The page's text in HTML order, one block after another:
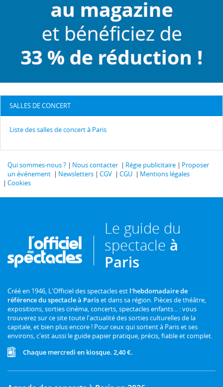
SALLES DE CONCERT
Liste des salles de concert à Paris
Qui sommes-nous ? Nous contacter Régie publicitaire
Proposer
un événement
Newsletters CGV CGU
Mentions légales
Cookies
Le guide du
spectacle à
Paris
Créé en 1946, L'Officiel des spectacles est l'hebdomadaire de
référence du spectacle à Pariset dans sa région. Pièces de théâtre,
expositions, sorties cinéma, concerts, spectacles enfants... : vous
trouverez sur ce site toute l'actualité des sorties culturelles de la
capitale, et bien plus encore ! Pour ceux qui sortent à Paris et ses
environs, c'est aussi le guide papier pratique, précis, fiable et complet.
Chaque mercredi en kiosque. 2,40 €.